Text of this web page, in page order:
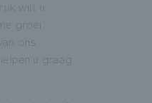
wilt u
groei.
ons
u graag